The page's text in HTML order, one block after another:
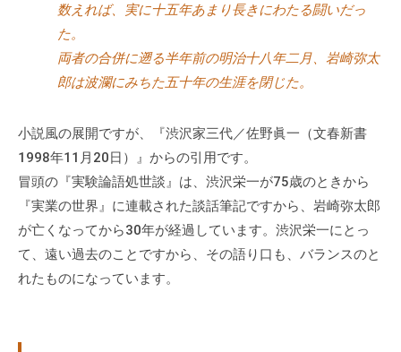
数えれば、実に十五年あまり長きにわたる闘いだっ
た。
両者の合併に遡る半年前の明治十八年二月、岩崎弥太
郎は波瀾にみちた五十年の生涯を閉じた。
小説風の展開ですが、『渋沢家三代／佐野眞一（文春新書
1998年11月20日）』からの引用です。
冒頭の『実験論語処世談』は、渋沢栄一が75歳のときから
『実業の世界』に連載された談話筆記ですから、岩崎弥太郎
が亡くなってから30年が経過しています。渋沢栄一にとっ
て、遠い過去のことですから、その語り口も、バランスのと
れたものになっています。